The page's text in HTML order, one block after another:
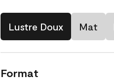
Lustre Doux Mat
Format